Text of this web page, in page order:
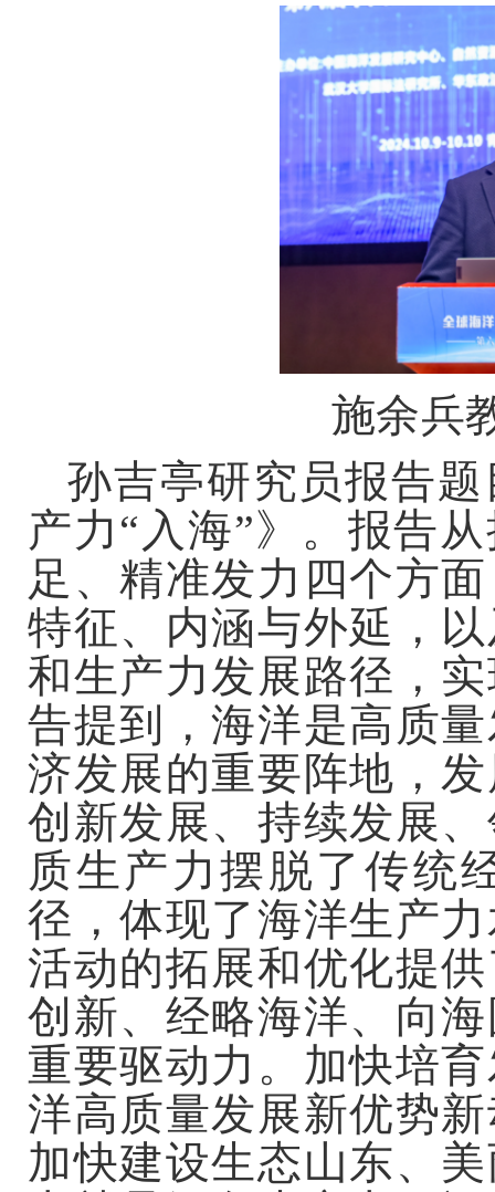
施余兵
孙吉亭研究员报告
产力“入海”》。报告
足、精准发力四个方
特征、内涵与外延，
和生产力发展路径，
告提到，海洋是高质
济发展的重要阵地，
创新发展、持续发展
质生产力摆脱了传统
径，体现了海洋生产
活动的拓展和优化提
创新、经略海洋、向
重要驱动力。加快培
洋高质量发展新优势
加快建设生态山东、